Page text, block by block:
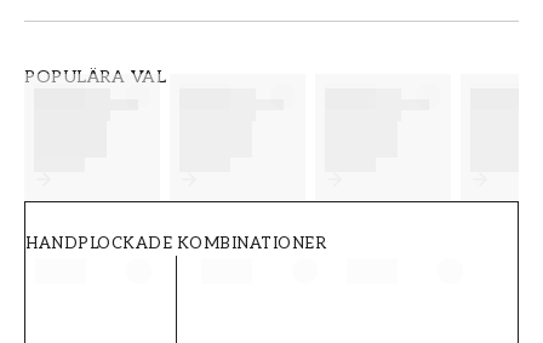
POPULÄRA VAL
HANDPLOCKADE KOMBINATIONER